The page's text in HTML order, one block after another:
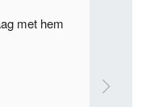
met hem